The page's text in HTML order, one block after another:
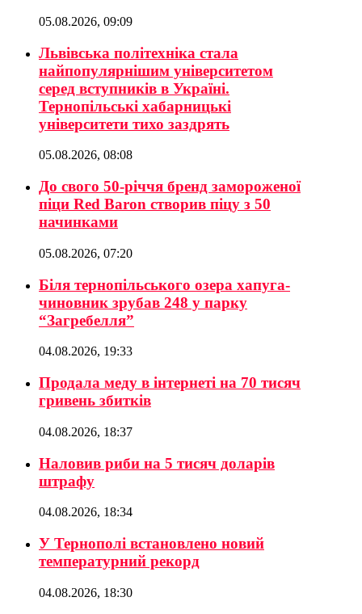
05.08.2026, 09:09
Львівська політехніка стала
найпопулярнішим університетом
серед вступників в Україні.
Тернопільські хабарницькі
університети тихо заздрять
05.08.2026, 08:08
До свого 50-річчя бренд замороженої
піци Red Baron створив піцу з 50
начинками
05.08.2026, 07:20
Біля тернопільського озера хапуга-
чиновник зрубав 248 у парку
“Загребелля”
04.08.2026, 19:33
Продала меду в інтернеті на 70 тисяч
гривень збитків
04.08.2026, 18:37
Наловив риби на 5 тисяч доларів
штрафу
04.08.2026, 18:34
У Тернополі встановлено новий
температурний рекорд
04.08.2026, 18:30